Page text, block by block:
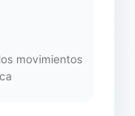
movimientos